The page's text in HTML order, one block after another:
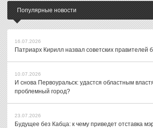
Популярные новости
16.07.2026
Патриарх Кирилл назвал советских правителей
10.07.2026
И снова Первоуральск: удастся областным
проблемный город?
23.07.2026
Будущее без Кабца: к чему приведет отставка